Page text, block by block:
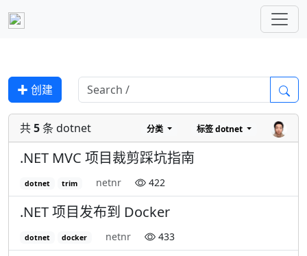
✚ 创建
共5条 dotnet 分类 标签dotnet
.NET MVC 项目裁剪踩坑指南
dotnet trim netnr 422
.NET 项目发布到 Docker
dotnet docker netnr 433